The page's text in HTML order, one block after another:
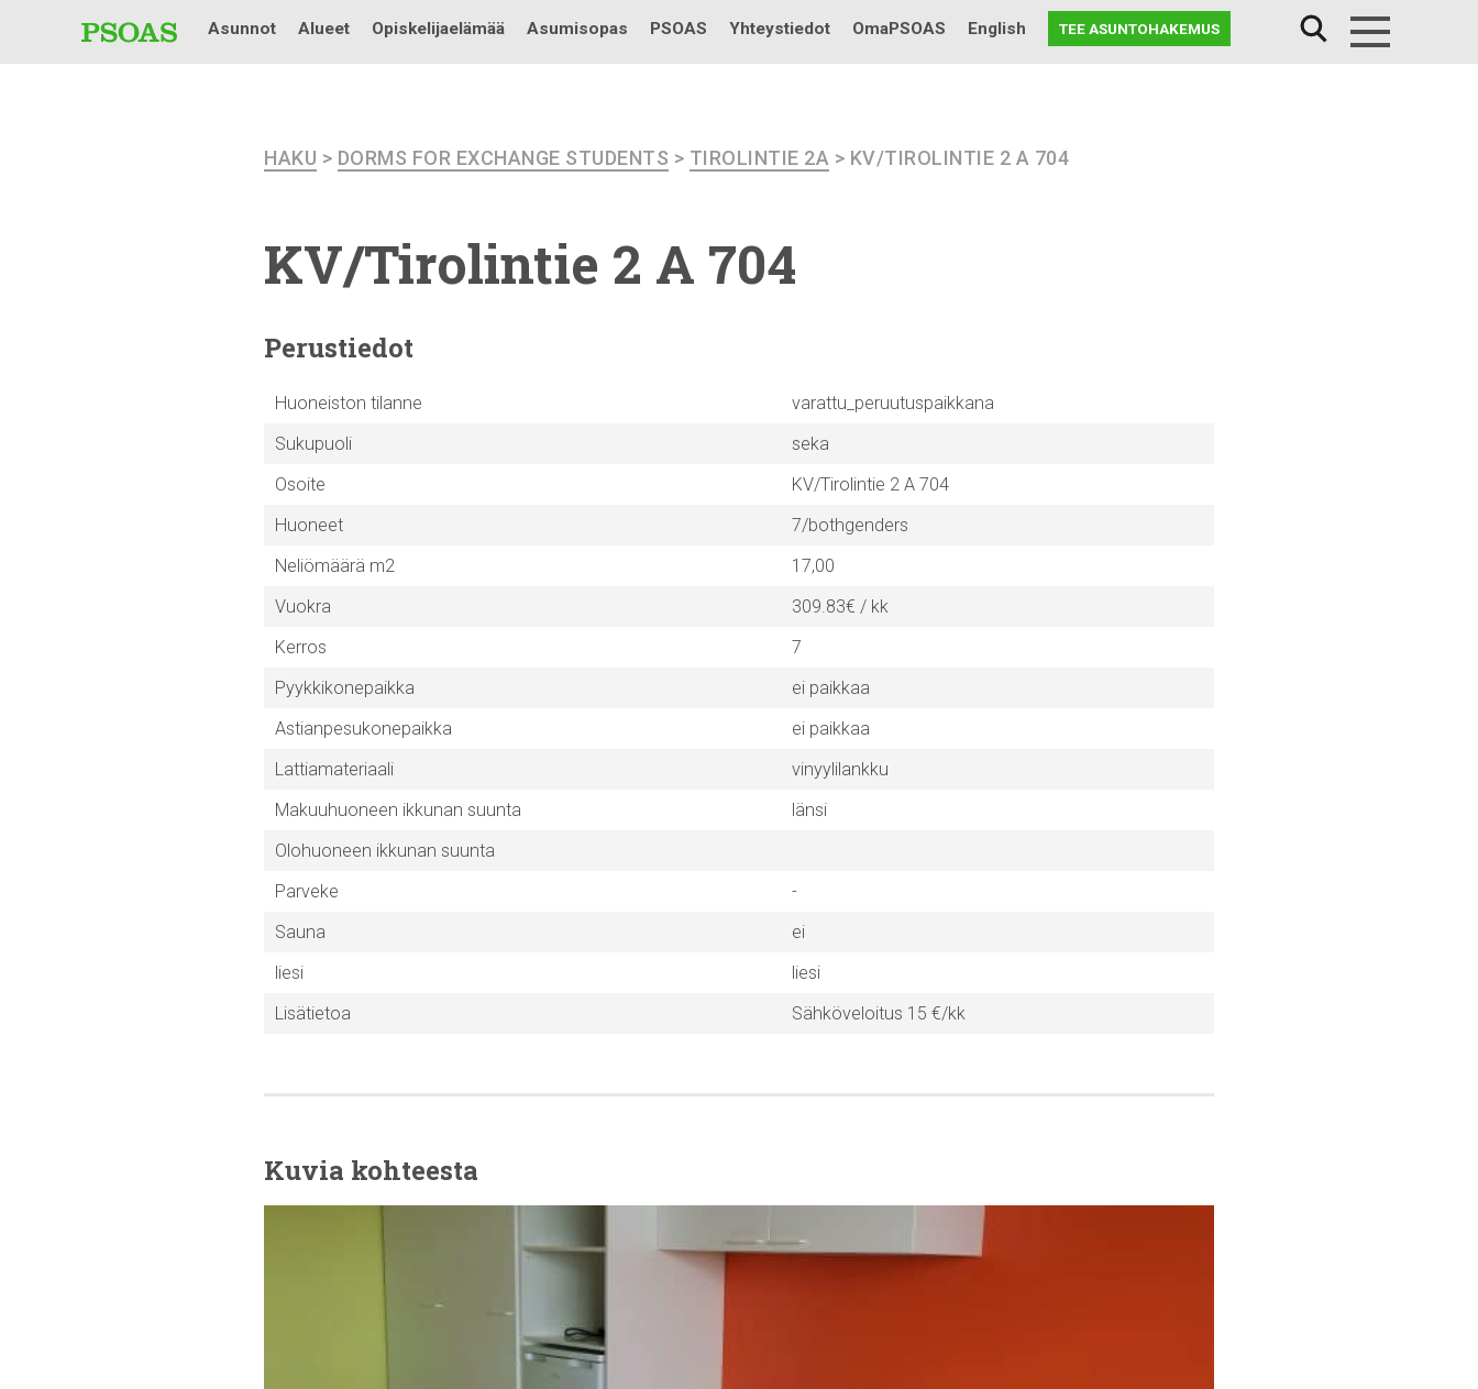
Testi
Asunnot Alueet Opiskelijaelämää Asumisopas PSOAS Yhteystiedot OmaPSOAS English TEE ASUNTOHAKEMUS
HAKU > DORMS FOR EXCHANGE STUDENTS > TIROLINTIE 2A > KV/TIROLINTIE 2 A 704
KV/Tirolintie 2 A 704
Perustiedot
Huoneiston tilanne
varattu_peruutuspaikkana
Sukupuoli
seka
Osoite
KV/Tirolintie 2 A 704
Huoneet
7/bothgenders
Neliömäärä m2
17,00
Vuokra
309.83€ / kk
Kerros
7
Pyykkikonepaikka
ei paikkaa
Astianpesukonepaikka
ei paikkaa
Lattiamateriaali
vinyylilankku
Makuuhuoneen ikkunan suunta
länsi
Olohuoneen ikkunan suunta
Parveke
-
Sauna
ei
liesi
liesi
Lisätietoa
Sähköveloitus 15 €/kk
Kuvia kohteesta